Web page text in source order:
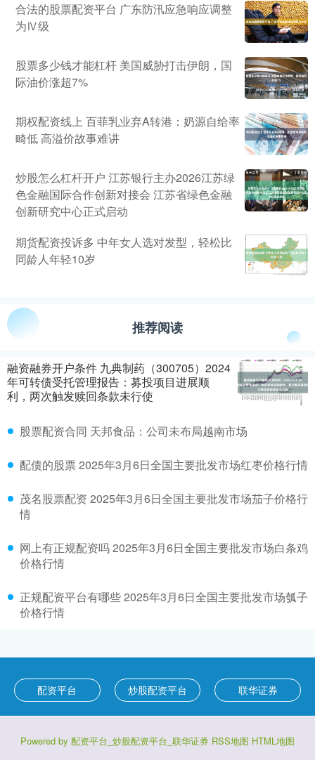
合法的股票配资平台 广东防汛应急响应调整
为Ⅳ级
股票多少钱才能杠杆 美国威胁打击伊朗，国
际油价涨超7%
期权配资线上 百菲乳业弃A转港：奶源自给率
畸低 高溢价故事难讲
炒股怎么杠杆开户 江苏银行主办2026江苏绿
色金融国际合作创新对接会 江苏省绿色金融
创新研究中心正式启动
期货配资投诉多 中年女人选对发型，轻松比
同龄人年轻10岁
推荐阅读
融资融券开户条件 九典制药（300705）2024
年可转债受托管理报告：募投项目进展顺
利，两次触发赎回条款未行使
股票配资合同 天邦食品：公司未布局越南市场
配债的股票 2025年3月6日全国主要批发市场红枣价格行情
茂名股票配资 2025年3月6日全国主要批发市场茄子价格行
情
网上有正规配资吗 2025年3月6日全国主要批发市场白条鸡
价格行情
正规配资平台有哪些 2025年3月6日全国主要批发市场瓠子
价格行情
配资平台 炒股配资平台 联华证券
Powered by 配资平台_炒股配资平台_联华证券 RSS地图 HTML地图